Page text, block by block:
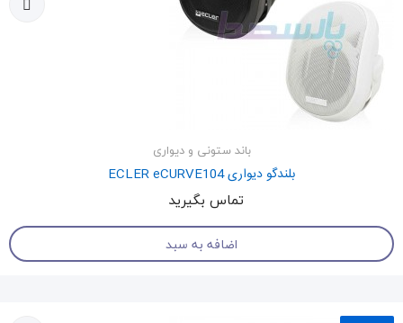
باند ستونی و دیواری
بلندگو دیواری ECLER eCURVE104
تماس بگیرید
اضافه به سبد